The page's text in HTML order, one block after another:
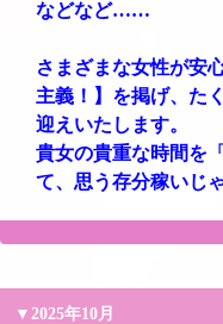
などなど……
さまざまな女性が安
主義！】を掲げ、た
迎えいたします。
貴女の貴重な時間を
て、思う存分稼いじ
▼2025年10月